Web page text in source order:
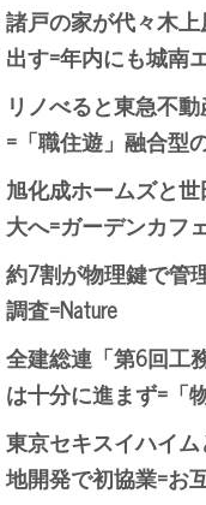
諸戸の家が代々木
出す=年内にも城南
リノべると東急不
=「職住遊」融合型
旭化成ホームズと
大へ=ガーデンカフ
約7割が物理鍵で管
調査=Nature
全建総連「第6回工
は十分に進まず=「
東京セキスイハイ
地開発で初協業=お